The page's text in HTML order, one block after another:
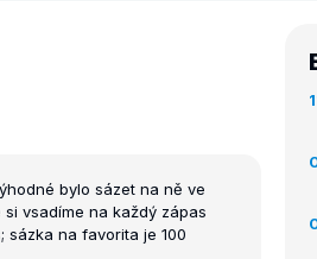
bylo sázet na ně ve
vsadíme na každý zápas
sázka na favorita je 100